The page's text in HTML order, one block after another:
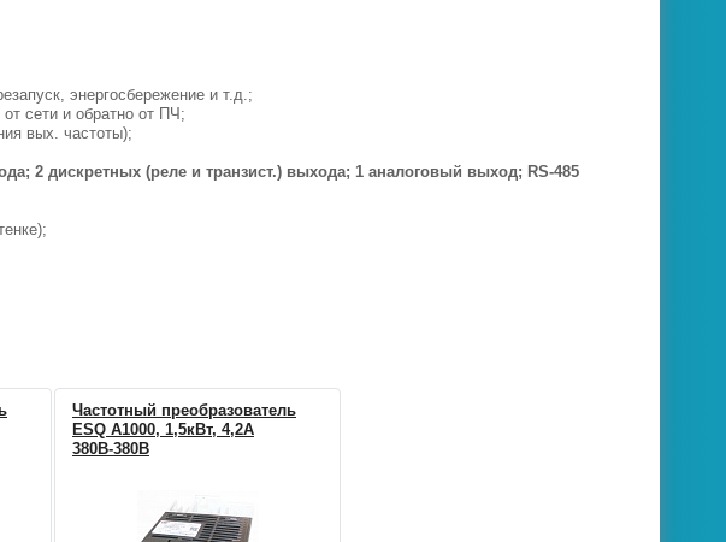
энергосбережение и т.д.;
сети и обратно от ПЧ;
вых. частоты);
2 дискретных (реле и транзист.) выхода; 1 аналоговый выход; RS-485
Частотный преобразователь
ESQ A1000, 1,5кВт, 4,2А
380В-380В